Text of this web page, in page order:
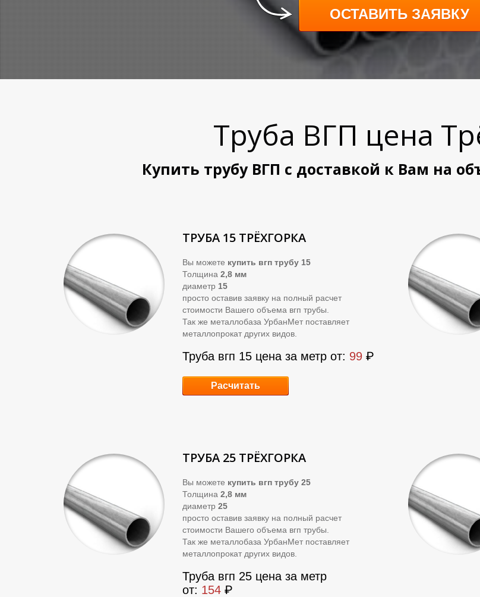
ОСТАВИТЬ ЗАЯВКУ
Труба ВГП цена
Купить трубу ВГП с доставкой к Вам на
ТРУБА 15 ТРЁХГОРКА
Вы можете купить вгп трубу 15
Толщина 2,8 мм
диаметр 15
просто оставив заявку на полный расчет
стоимости Вашего объема вгп трубы.
Так же металлобаза УрбанМет поставляет
металлопрокат других видов.
Труба вгп 15 цена за метр от: 99 ₽
Расчитать
ТРУБА 25 ТРЁХГОРКА
Вы можете купить вгп трубу 25
Толщина 2,8 мм
диаметр 25
просто оставив заявку на полный расчет
стоимости Вашего объема вгп трубы.
Так же металлобаза УрбанМет поставляет
металлопрокат других видов.
Труба вгп 25 цена за метр
от: 154 ₽